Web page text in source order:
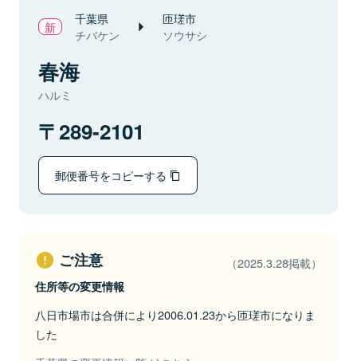
千葉県
チバケン
匝瑳市
ソウサシ
春海
ハルミ
289-2101
郵便番号をコピーする
ご注意 （2025.3.28掲載）
住所等の変更情報
八日市場市は合併により2006.01.23から匝瑳市になりま
した